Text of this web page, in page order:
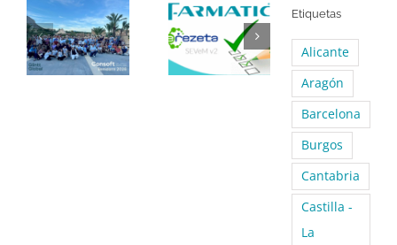
Etiquetas
Alicante
Aragón
Barcelona
Burgos
Cantabria
Castilla -
La